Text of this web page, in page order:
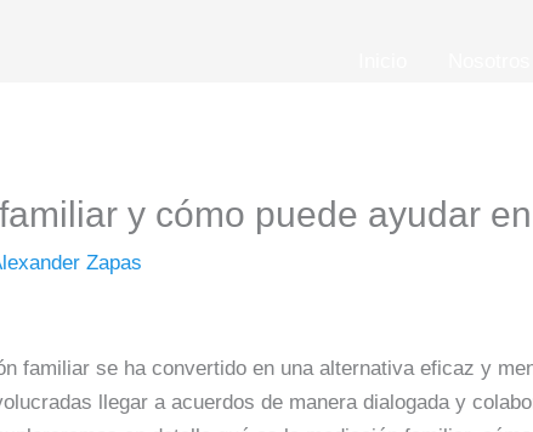
y cómo puede ayudar
Zapas
familiar se ha convertido en una alternativa eficaz y
llegar a acuerdos de manera dialogada y